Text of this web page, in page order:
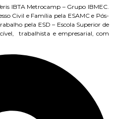
IBTA Metrocamp – Grupo IBMEC.
Civil e Família pela ESAMC e Pós-
pela ESD – Escola Superior de
trabalhista e empresarial, com